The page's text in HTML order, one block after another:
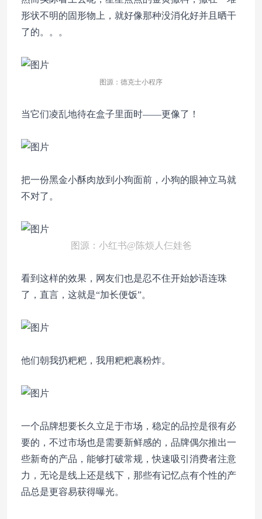
形状不明的固形物上，就好像那种没消化好并且晒干
了的。。。
图源：德克士小程序
当它们凌乱地待在盒子里面时——更像了！
把一份黑金小酥肉放到小狗面前，小狗的眼神立马就
不对了。
图源：小红书@陈烦人仨娃爸
看到这样的效果，网友们也是忍不住开始妙语连珠
了，直言，这就是“加长便饭”。
他们朝我扔粑粑，我用粑粑裹粉炸。
一个品牌想要长久立足于市场，稳定的品控是很有必
要的，不过市场也是需要新鲜感的，品牌偶尔推出一
些新奇的产品，能够打破常规，快速吸引消费者注意
力，无论是线上还是线下，那些有记忆点有个性的产
品总是更容易获得曝光。